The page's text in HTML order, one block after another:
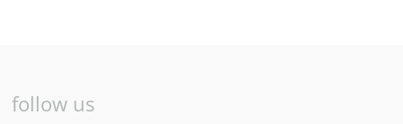
follow us